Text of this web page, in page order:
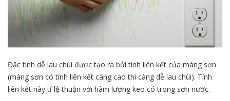
Đặc tính dễ lau chùi được tạo ra bởi tính liên kết của màng sơn
(màng sơn có tính liên kết càng cao thì càng dễ lau chùi). Tính
liên kết này tỉ lệ thuận với hàm lượng keo có trong sơn nước.